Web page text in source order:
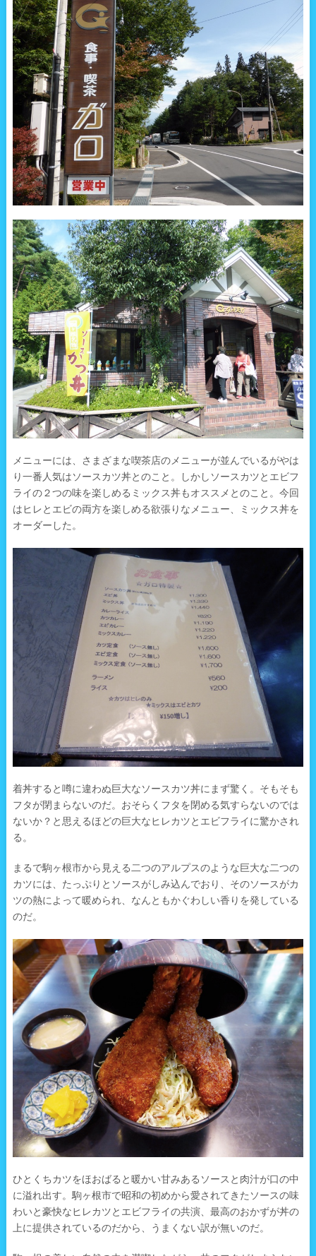
メニューには、さまざまな喫茶店のメニューが並んでいるがやは
り一番人気はソースカツ丼とのこと。しかしソースカツとエビフ
ライの２つの味を楽しめるミックス丼もオススメとのこと。今回
はヒレとエビの両方を楽しめる欲張りなメニュー、ミックス丼を
オーダーした。
着丼すると噂に違わぬ巨大なソースカツ丼にまず驚く。そもそも
フタが閉まらないのだ。おそらくフタを閉める気すらないのでは
ないか？と思えるほどの巨大なヒレカツとエビフライに驚かされ
る。
まるで駒ヶ根市から見える二つのアルプスのような巨大な二つの
カツには、たっぷりとソースがしみ込んでおり、そのソースがカ
ツの熱によって暖められ、なんともかぐわしい香りを発している
のだ。
ひとくちカツをほおばると暖かい甘みあるソースと肉汁が口の中
に溢れ出す。駒ヶ根市で昭和の初めから愛されてきたソースの味
わいと豪快なヒレカツとエビフライの共演、最高のおかずが丼の
上に提供されているのだから、うまくない訳が無いのだ。